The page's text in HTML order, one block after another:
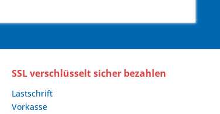
SSL verschlüsselt sicher bezahlen
Lastschrift
Vorkasse